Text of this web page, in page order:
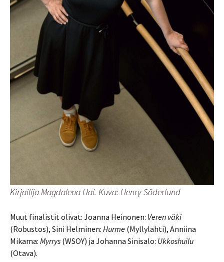
Kirjailija Magdalena Hai. Kuva: Henry Söderlund
Muut finalistit olivat: Joanna Heinonen: Veren väki
(Robustos), Sini Helminen: Hurme (Myllylahti), Anniina
Mikama: Myrrys (WSOY) ja Johanna Sinisalo: Ukkoshuilu
(Otava).